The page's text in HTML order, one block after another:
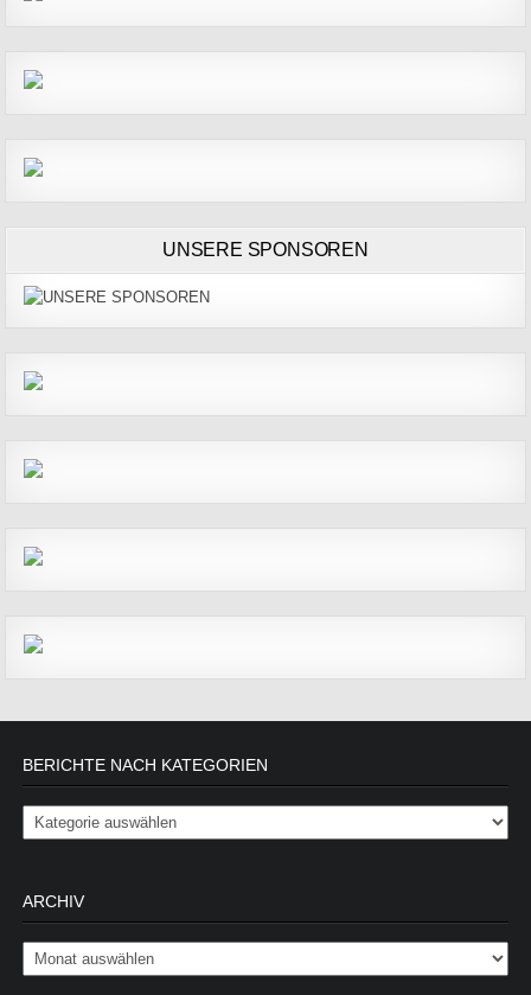
UNSERE SPONSOREN
BERICHTE NACH KATEGORIEN
Berichte nach Kategorien
ARCHIV
Archiv